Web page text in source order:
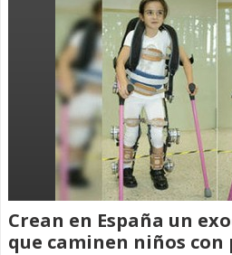
Crean en España un
que caminen niños